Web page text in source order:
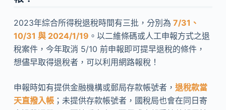
2023年綜合所得稅退稅時間有三批，分別為 7/31、
10/31 與 2024/1/19 。以二維條碼或人工申報方式之退
稅案件，今年取消 5/10 前申報即可提早退稅的條件，
想儘早取得退稅者，可以利用網路報稅！
申報時如有提供金融機構或郵局存款帳號者， 退稅款當
天直撥入帳；未提供存款帳號者，國稅局也會在同日寄